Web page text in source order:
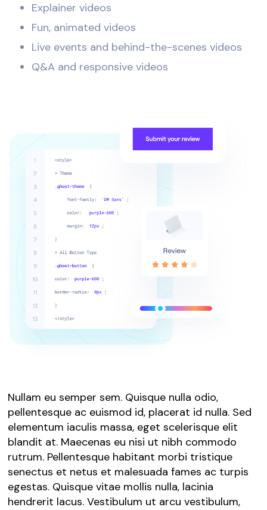
Explainer videos
Fun, animated videos
Live events and behind-the-scenes videos
Q&A and responsive videos
Nullam eu semper sem. Quisque nulla odio,
pellentesque ac euismod id, placerat id nulla. Sed
elementum iaculis massa, eget scelerisque elit
blandit at. Maecenas eu nisi ut nibh commodo
rutrum. Pellentesque habitant morbi tristique
senectus et netus et malesuada fames ac turpis
egestas. Quisque vitae mollis nulla, lacinia
hendrerit lacus. Vestibulum ut arcu vestibulum,